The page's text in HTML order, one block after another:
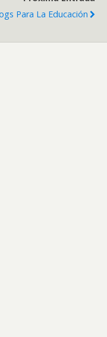
Para La Educación